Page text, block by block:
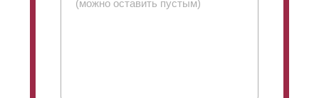
высота, которая в максимальном варианте составит